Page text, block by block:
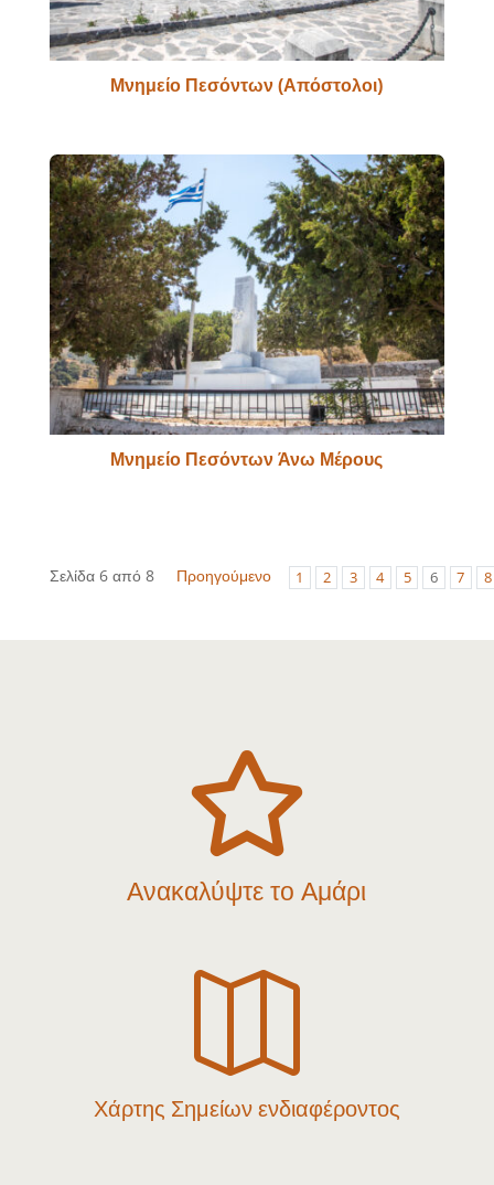
Μνημείο Πεσόντων (Απόστολοι)
Μνημείο Πεσόντων Άνω Μέρους
Σελίδα 6 από 8 Προηγούμενο 1 2 3 4 5 6 7 8

Ανακαλύψτε το Αμάρι

Χάρτης Σημείων ενδιαφέροντος